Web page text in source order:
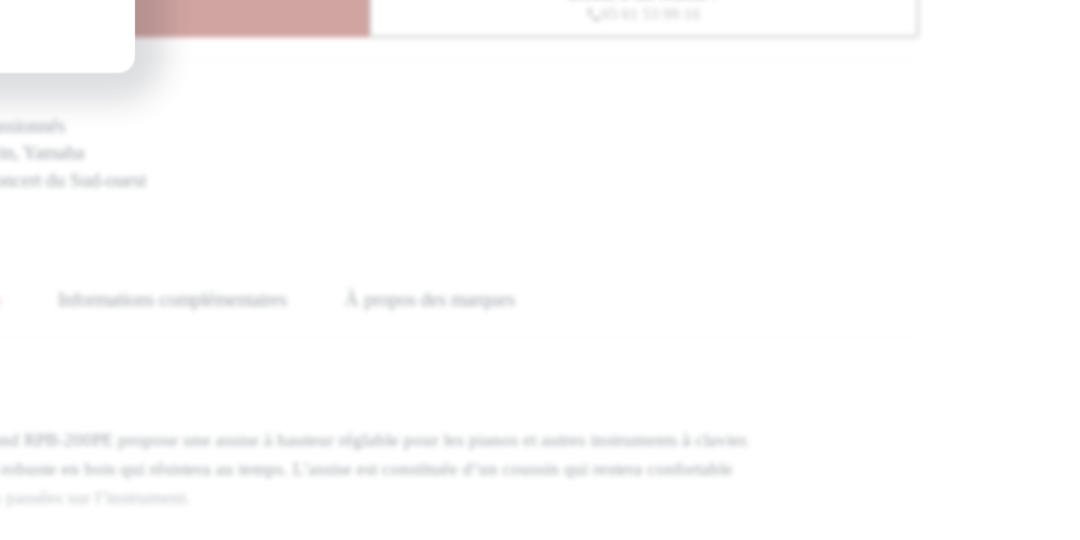
Yamaha
du Sud-ouest
Informations complémentaires À propos des marques
RPB-200PE propose une assise à hauteur réglable pour les pianos et autres instruments à clavier.
en bois qui résistera au temps. L’assise est constituée d’un coussin qui restera confortable